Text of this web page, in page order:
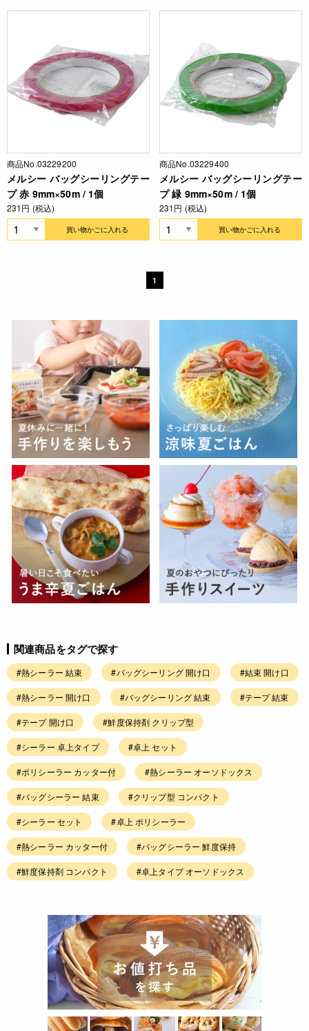
商品No.03229200
メルシー バッグシーリングテー
プ 赤 9mm×50m / 1個
231円 (税込)
買い物かごに入れる
商品No.03229400
メルシー バッグシーリングテー
プ 緑 9mm×50m / 1個
231円 (税込)
買い物かごに入れる
1
関連商品をタグで探す
#熱シーラー 結束 #バッグシーリング 開け口 #結束 開け口
#熱シーラー 開け口 #バッグシーリング 結束 #テープ 結束
#テープ 開け口 #鮮度保持剤 クリップ型
#シーラー 卓上タイプ #卓上 セット
#ポリシーラー カッター付 #熱シーラー オーソドックス
#バッグシーラー 結束 #クリップ型 コンパクト
#シーラー セット #卓上 ポリシーラー
#熱シーラー カッター付 #バッグシーラー 鮮度保持
#鮮度保持剤 コンパクト #卓上タイプ オーソドックス